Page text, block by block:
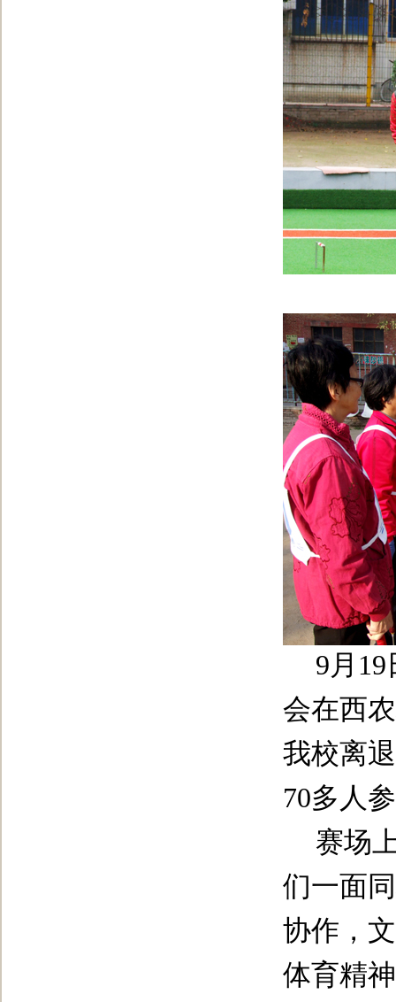
9月 19
会在西
我校离
70多人
赛场
们一面
协作，
体育精